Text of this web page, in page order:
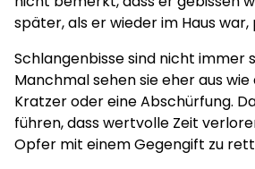
später, als er wieder im Haus
Schlangenbisse sind nicht immer
Manchmal sehen sie eher aus
Kratzer oder eine Abschürfung.
führen, dass wertvolle Zeit
Opfer mit einem Gegengift zu